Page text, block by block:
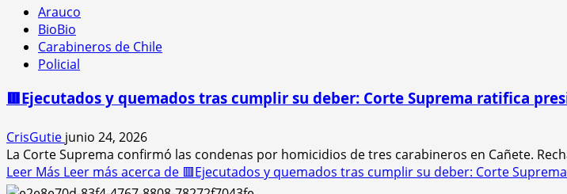
Arauco
BioBio
Carabineros de Chile
Policial
🟥Ejecutados y quemados tras cumplir su deber: Corte Suprema ratifica
CrisGutie junio 24, 2026
La Corte Suprema confirmó las condenas por homicidios de tres carabineros en Cañete.
Leer Más Leer más acerca de 🟥Ejecutados y quemados tras cumplir su deber: Corte